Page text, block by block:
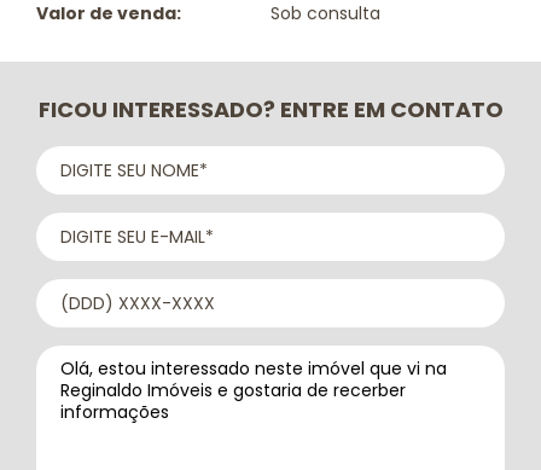
Valor de venda: Sob consulta
FICOU INTERESSADO? ENTRE EM CONTATO